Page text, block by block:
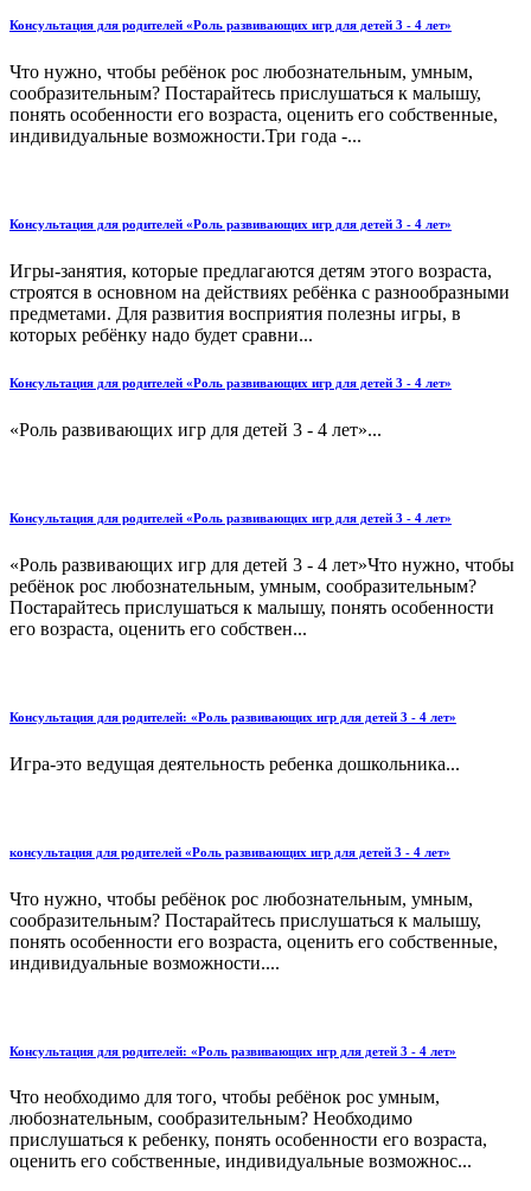
Консультация для родителей «Роль развивающих игр для детей 3 - 4 лет»
Что нужно, чтобы ребёнок рос любознательным, умным,
сообразительным? Постарайтесь прислушаться к малышу,
понять особенности его возраста, оценить его собственные,
индивидуальные возможности.Три года -...
Консультация для родителей «Роль развивающих игр для детей 3 - 4 лет»
Игры-занятия, которые предлагаются детям этого возраста,
строятся в основном на действиях ребёнка с разнообразными
предметами. Для развития восприятия полезны игры, в
которых ребёнку надо будет сравни...
Консультация для родителей «Роль развивающих игр для детей 3 - 4 лет»
«Роль развивающих игр для детей 3 - 4 лет»...
Консультация для родителей «Роль развивающих игр для детей 3 - 4 лет»
«Роль развивающих игр для детей 3 - 4 лет»Что нужно, чтобы
ребёнок рос любознательным, умным, сообразительным?
Постарайтесь прислушаться к малышу, понять особенности
его возраста, оценить его собствен...
Консультация для родителей: «Роль развивающих игр для детей 3 - 4 лет»
Игра-это ведущая деятельность ребенка дошкольника...
консультация для родителей «Роль развивающих игр для детей 3 - 4 лет»
Что нужно, чтобы ребёнок рос любознательным, умным,
сообразительным? Постарайтесь прислушаться к малышу,
понять особенности его возраста, оценить его собственные,
индивидуальные возможности....
Консультация для родителей: «Роль развивающих игр для детей 3 - 4 лет»
Что необходимо для того, чтобы ребёнок рос умным,
любознательным, сообразительным? Необходимо
прислушаться к ребенку, понять особенности его возраста,
оценить его собственные, индивидуальные возможнос...